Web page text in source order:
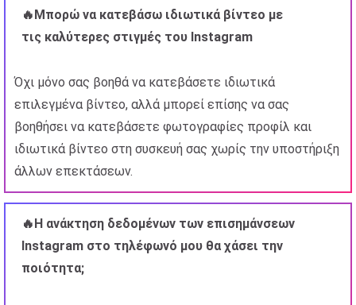
🔥Μπορώ να κατεβάσω ιδιωτικά βίντεο με
τις καλύτερες στιγμές του Instagram
Όχι μόνο σας βοηθά να κατεβάσετε ιδιωτικά
επιλεγμένα βίντεο, αλλά μπορεί επίσης να σας
βοηθήσει να κατεβάσετε φωτογραφίες προφίλ και
ιδιωτικά βίντεο στη συσκευή σας χωρίς την υποστήριξη
άλλων επεκτάσεων.
🔥Η ανάκτηση δεδομένων των επισημάνσεων
Instagram στο τηλέφωνό μου θα χάσει την
ποιότητα;